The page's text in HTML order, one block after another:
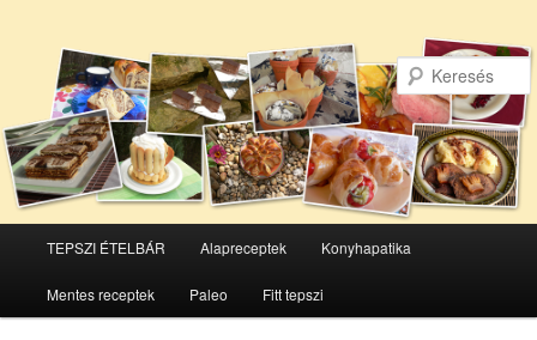
Tovább
az
Tovább
a
TEPSZI ÉTELBÁR Alapreceptek Konyhapatika
Mentes receptek Paleo Fitt tepszi